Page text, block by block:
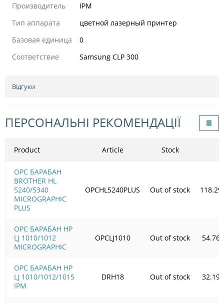
Производитель
IPM
Тип аппарата
цветной лазерный принтер
Базовая единица
0
Соответствие
Samsung CLP 300
Відгуки
ПЕРСОНАЛЬНІ РЕКОМЕНДАЦІЇ
Product
OPC БАРАБАН
BROTHER HL
5240/5340
MICROGRAPHIC
PLUS
OPC БАРАБАН HP
LJ 1010/1012
MICROGRAPHIC
OPC БАРАБАН HP
LJ 1010/1012/1015
IPM
Article Stock
OPCHL5240PLUS Out of stock 118.29
OPCLJ1010 Out of stock 54.76
DRH18 Out of stock 32.19